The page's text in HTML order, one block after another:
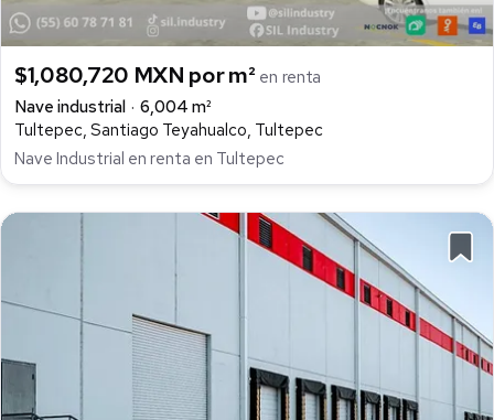
$1,080,720 MXN por m² en renta
Nave industrial
6,004 m²
Tultepec, Santiago Teyahualco, Tultepec
Nave Industrial en renta en Tultepec